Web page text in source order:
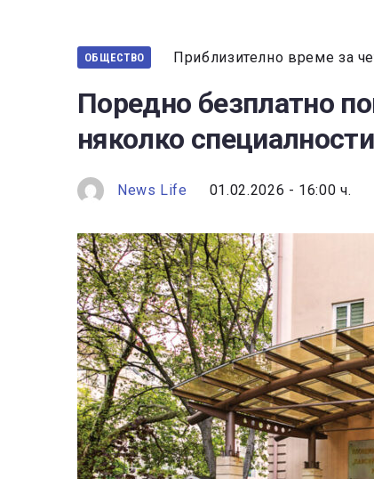
ОБЩЕСТВО Приблизително време за
Поредно безплатно
няколко
News Life 01.02.2026 - 16:00 ч.